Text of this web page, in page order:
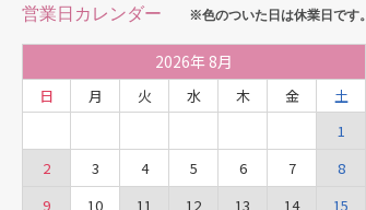
営業日カレンダー ※色のついた日は休業日です。
2026年 8月
日 月 火 水 木 金
土
1
2
3 4 5 6 7
8
9
10 11 12 13 14 15